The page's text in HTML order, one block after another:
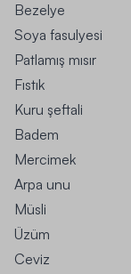
Bezelye
Soya fasulyesi
Patlamış mısır
Fıstık
Kuru şeftali
Badem
Mercimek
Arpa unu
Müsli
Üzüm
Ceviz